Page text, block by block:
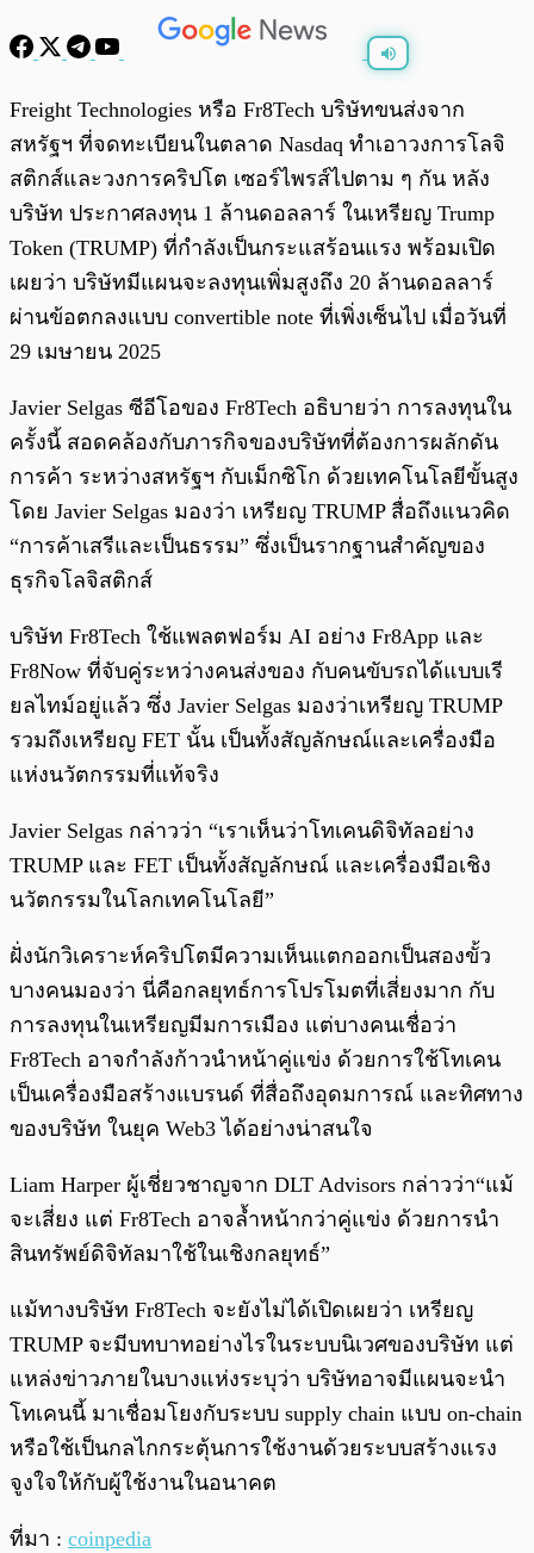
0:00
Freight Technologies หรือ Fr8Tech บริษัทขนส่งจาก
สหรัฐฯ ที่จดทะเบียนในตลาด Nasdaq ทำเอาวงการโลจิ
สติกส์และวงการคริปโต เซอร์ไพรส์ไปตาม ๆ กัน หลัง
บริษัท ประกาศลงทุน 1 ล้านดอลลาร์ ในเหรียญ Trump
Token (TRUMP) ที่กำลังเป็นกระแสร้อนแรง พร้อมเปิด
เผยว่า บริษัทมีแผนจะลงทุนเพิ่มสูงถึง 20 ล้านดอลลาร์
ผ่านข้อตกลงแบบ convertible note ที่เพิ่งเซ็นไป เมื่อวันที่
29 เมษายน 2025
Javier Selgas ซีอีโอของ Fr8Tech อธิบายว่า การลงทุนใน
ครั้งนี้ สอดคล้องกับภารกิจของบริษัทที่ต้องการผลักดัน
การค้า ระหว่างสหรัฐฯ กับเม็กซิโก ด้วยเทคโนโลยีขั้นสูง
โดย Javier Selgas มองว่า เหรียญ TRUMP สื่อถึงแนวคิด
“การค้าเสรีและเป็นธรรม” ซึ่งเป็นรากฐานสำคัญของ
ธุรกิจโลจิสติกส์
บริษัท Fr8Tech ใช้แพลตฟอร์ม AI อย่าง Fr8App และ
Fr8Now ที่จับคู่ระหว่างคนส่งของ กับคนขับรถได้แบบเรี
ยลไทม์อยู่แล้ว ซึ่ง Javier Selgas มองว่าเหรียญ TRUMP
รวมถึงเหรียญ FET นั้น เป็นทั้งสัญลักษณ์และเครื่องมือ
แห่งนวัตกรรมที่แท้จริง
Javier Selgas กล่าวว่า “เราเห็นว่าโทเคนดิจิทัลอย่าง
TRUMP และ FET เป็นทั้งสัญลักษณ์ และเครื่องมือเชิง
นวัตกรรมในโลกเทคโนโลยี”
ฝั่งนักวิเคราะห์คริปโตมีความเห็นแตกออกเป็นสองขั้ว
บางคนมองว่า นี่คือกลยุทธ์การโปรโมตที่เสี่ยงมาก กับ
การลงทุนในเหรียญมีมการเมือง แต่บางคนเชื่อว่า
Fr8Tech อาจกำลังก้าวนำหน้าคู่แข่ง ด้วยการใช้โทเคน
เป็นเครื่องมือสร้างแบรนด์ ที่สื่อถึงอุดมการณ์ และทิศทาง
ของบริษัท ในยุค Web3 ได้อย่างน่าสนใจ
Liam Harper ผู้เชี่ยวชาญจาก DLT Advisors กล่าวว่า“แม้
จะเสี่ยง แต่ Fr8Tech อาจล้ำหน้ากว่าคู่แข่ง ด้วยการนำ
สินทรัพย์ดิจิทัลมาใช้ในเชิงกลยุทธ์”
แม้ทางบริษัท Fr8Tech จะยังไม่ได้เปิดเผยว่า เหรียญ
TRUMP จะมีบทบาทอย่างไรในระบบนิเวศของบริษัท แต่
แหล่งข่าวภายในบางแห่งระบุว่า บริษัทอาจมีแผนจะนำ
โทเคนนี้ มาเชื่อมโยงกับระบบ supply chain แบบ on-chain
หรือใช้เป็นกลไกกระตุ้นการใช้งานด้วยระบบสร้างแรง
จูงใจให้กับผู้ใช้งานในอนาคต
ที่มา : coinpedia